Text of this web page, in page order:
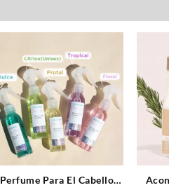
Perfume Para El Cabello